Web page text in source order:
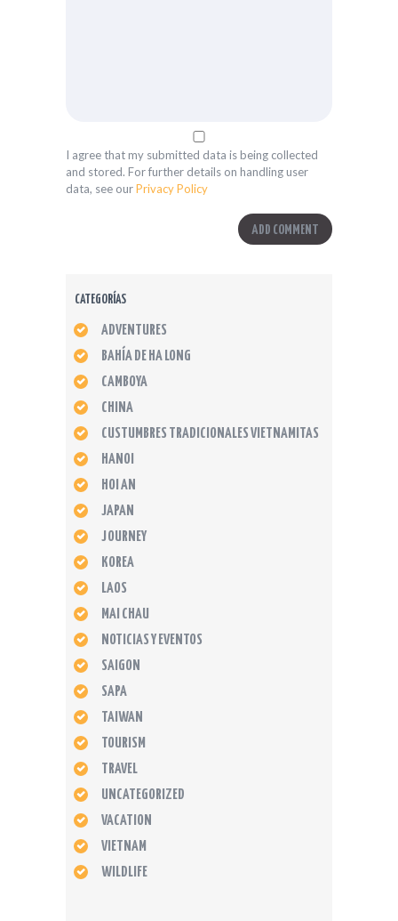
I agree that my submitted data is being collected
and stored. For further details on handling user
data, see ourPrivacy Policy
CATEGORÍAS
ADVENTURES
BAHÍA DE HA LONG
CAMBOYA
CHINA
CUSTUMBRES TRADICIONALES VIETNAMITAS
HANOI
HOI AN
JAPAN
JOURNEY
KOREA
LAOS
MAI CHAU
NOTICIAS Y EVENTOS
SAIGON
SAPA
TAIWAN
TOURISM
TRAVEL
UNCATEGORIZED
VACATION
VIETNAM
WILDLIFE